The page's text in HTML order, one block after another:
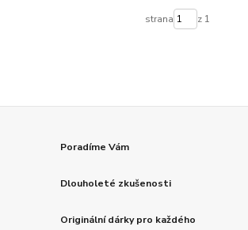
strana z 1
Poradíme Vám
Dlouholeté zkušenosti
Originální dárky pro každého